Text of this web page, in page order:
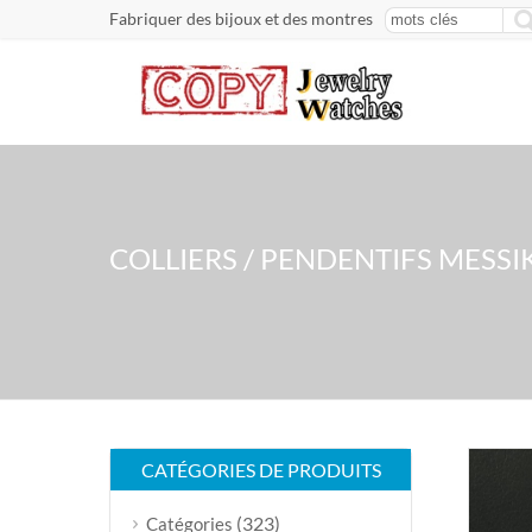
Fabriquer des bijoux et des montres
COLLIERS / PENDENTIFS
CATÉGORIES DE PRODUITS
Catégories (323)